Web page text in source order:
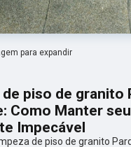
para expandir
piso de granito
Como Manter seu
Impecável
de piso de granito